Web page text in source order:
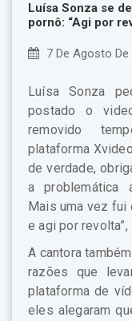
Luísa Sonza se
pornô: “Agi por
7 De Agosto De
Luísa Sonza
postado o
removido
plataforma
de verdade,
a problemática
Mais uma vez fui
e agi por revolta”,
A cantora
razões que
plataforma de
eles alegaram